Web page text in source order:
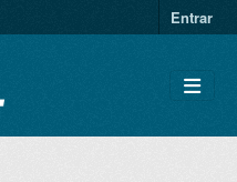
Entrar